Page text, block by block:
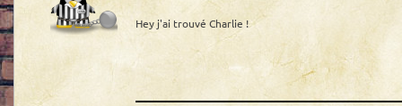
Hey j'ai trouvé Charlie !